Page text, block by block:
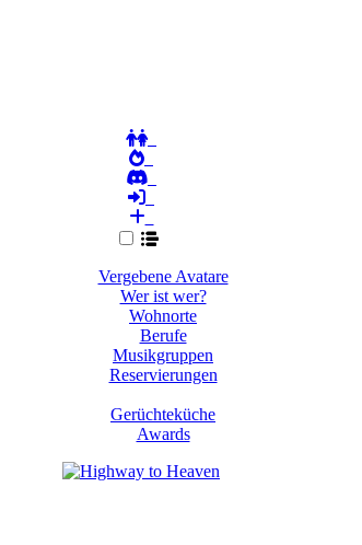
Vergebene Avatare
Wer ist wer?
Wohnorte
Berufe
Musikgruppen
Reservierungen
Gerüchteküche
Awards